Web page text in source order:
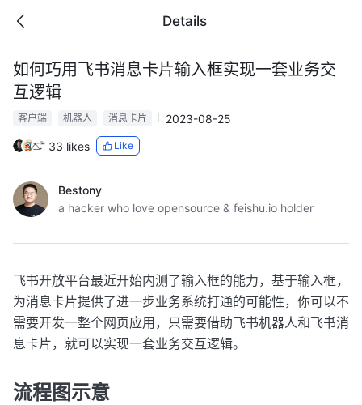
Details
如何巧用飞书消息卡片输入框实现一套业务交
互逻辑
客户端 机器人 消息卡片
2023-08-25
33 likes
Like
Bestony
a hacker who love opensource & feishu.io holder
飞书开放平台最近开始内测了输入框的能力，基于输入框，
为消息卡片提供了进一步业务系统打通的可能性，你可以不
需要开发一整个网页应用，只需要借助飞书机器人和飞书消
息卡片，就可以实现一套业务交互逻辑。
流程图示意